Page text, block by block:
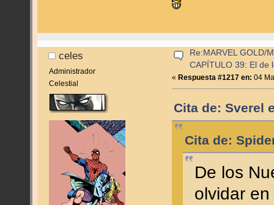
celes
Administrador
Celestial
Re:MARVEL GOLD/
CAPÍTULO 39: El de
« Respuesta #1217 en: 04
Cita de: Sverel
Cita de:
De los
olvidar